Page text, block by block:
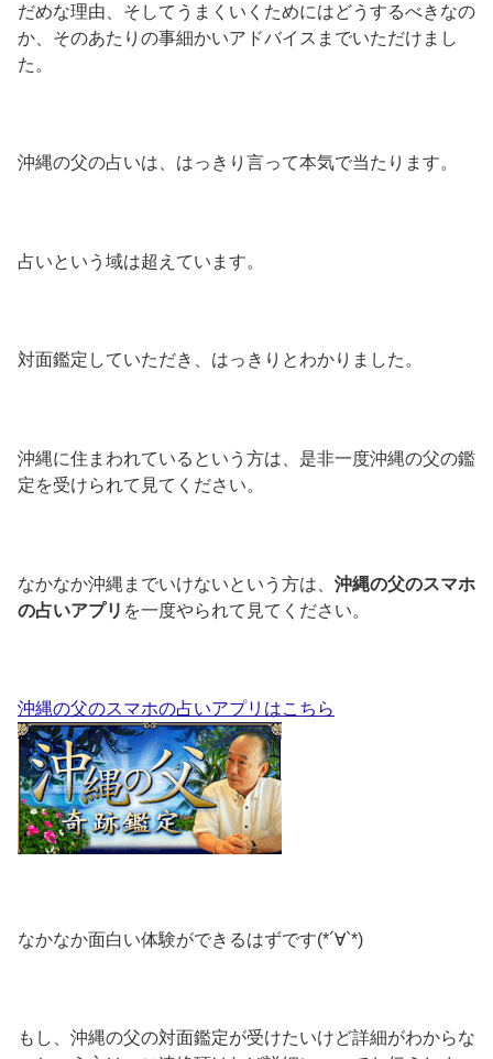
だめな理由、そしてうまくいくためにはどうするべきなの
か、そのあたりの事細かいアドバイスまでいただけまし
た。
沖縄の父の占いは、はっきり言って本気で当たります。
占いという域は超えています。
対面鑑定していただき、はっきりとわかりました。
沖縄に住まわれているという方は、是非一度沖縄の父の鑑
定を受けられて見てください。
なかなか沖縄までいけないという方は、 沖縄の父のスマホ
の占いアプリ を一度やられて見てください。
沖縄の父のスマホの占いアプリはこちら
なかなか面白い体験ができるはずです(*´∀`*)
もし、沖縄の父の対面鑑定が受けたいけど詳細がわからな